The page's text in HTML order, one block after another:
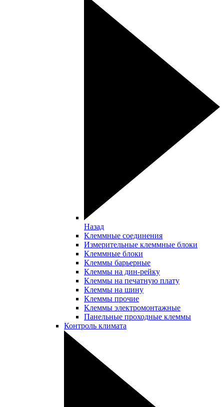
Назад
Клеммные соединения
Измерительные клеммные блоки
Клеммные блоки
Клеммы барьерные
Клеммы на дин-рейку
Клеммы на печатную плату
Клеммы на шину
Клеммы прочие
Клеммы электромонтажные
Панельные проходные клеммы
Контроль климата